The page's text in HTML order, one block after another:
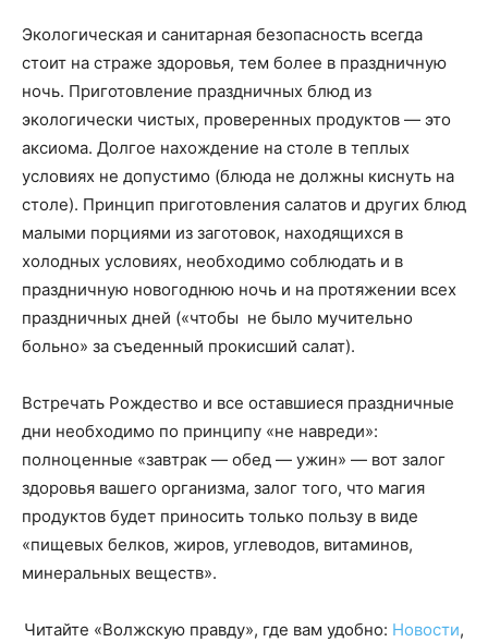
Экологическая и санитарная безопасность всегда
стоит на страже здоровья, тем более в праздничную
ночь. Приготовление праздничных блюд из
экологически чистых, проверенных продуктов — это
аксиома. Долгое нахождение на столе в теплых
условиях не допустимо (блюда не должны киснуть на
столе). Принцип приготовления салатов и других блюд
малыми порциями из заготовок, находящихся в
холодных условиях, необходимо соблюдать и в
праздничную новогоднюю ночь и на протяжении всех
праздничных дней («чтобы не было мучительно
больно» за съеденный прокисший салат).
Встречать Рождество и все оставшиеся праздничные
дни необходимо по принципу «не навреди»:
полноценные «завтрак — обед — ужин» — вот залог
здоровья вашего организма, залог того, что магия
продуктов будет приносить только пользу в виде
«пищевых белков, жиров, углеводов, витаминов,
минеральных веществ».
Читайте «Волжскую правду», где вам удобно: Новости,